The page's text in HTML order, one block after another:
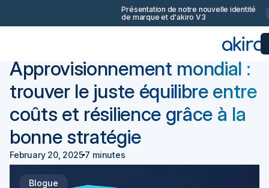
Présentation de notre nouvelle identité
de marque et d'akiro V3
Approvisionnement mondial :
trouver le juste équilibre entre
coûts et résilience grâce à la
bonne stratégie
February 20, 2025 7 minutes
Blogue